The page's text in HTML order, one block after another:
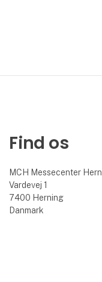
Find os
MCH Messecenter
Vardevej 1
7400 Herning
Danmark